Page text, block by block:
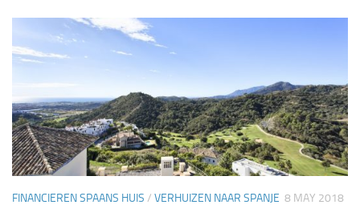
FINANCIEREN SPAANS HUIS / VERHUIZEN NAAR SPANJE 8 MAY 2018